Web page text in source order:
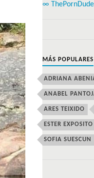
∞ ThePornDude
MÁS POPULARES
ADRIANA
ANABEL
ARES TEIXIDO
ESTER EXPOSITO
SOFIA SUESCUN